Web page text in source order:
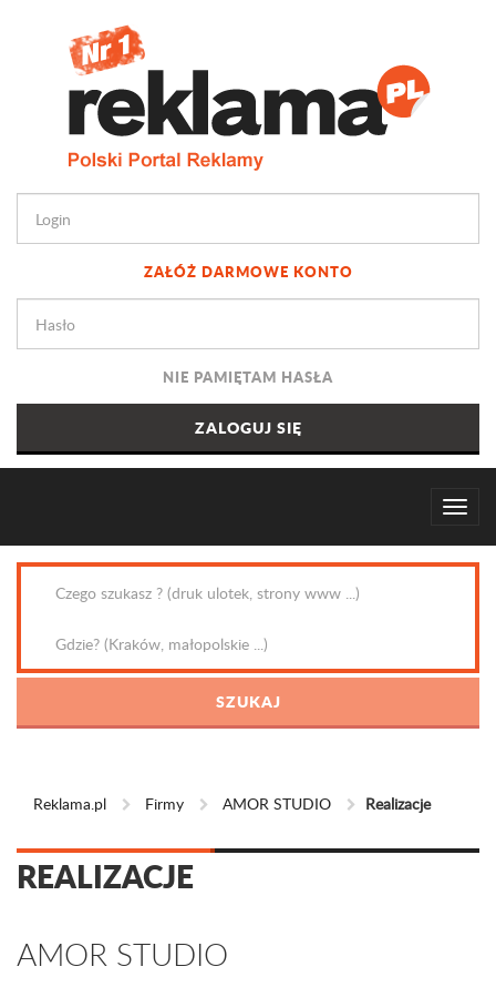
ZAŁÓŻ DARMOWE KONTO
NIE PAMIĘTAM HASŁA
Reklama.pl Firmy AMOR STUDIO Realizacje
REALIZACJE
AMOR STUDIO